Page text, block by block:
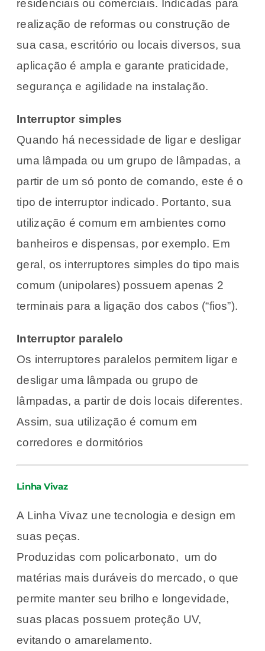
residenciais ou comerciais. Indicadas para
realização de reformas ou construção de
sua casa, escritório ou locais diversos, sua
aplicação é ampla e garante praticidade,
segurança e agilidade na instalação.
Interruptor simples
Quando há necessidade de ligar e desligar
uma lâmpada ou um grupo de lâmpadas, a
partir de um só ponto de comando, este é o
tipo de interruptor indicado. Portanto, sua
utilização é comum em ambientes como
banheiros e dispensas, por exemplo. Em
geral, os interruptores simples do tipo mais
comum (unipolares) possuem apenas 2
terminais para a ligação dos cabos (“fios”).
Interruptor paralelo
Os interruptores paralelos permitem ligar e
desligar uma lâmpada ou grupo de
lâmpadas, a partir de dois locais diferentes.
Assim, sua utilização é comum em
corredores e dormitórios
Linha Vivaz
A Linha Vivaz une tecnologia e design em
suas peças.
Produzidas com policarbonato, um do
matérias mais duráveis do mercado, o que
permite manter seu brilho e longevidade,
suas placas possuem proteção UV,
evitando o amarelamento.